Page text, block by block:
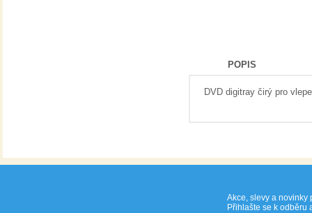
POPIS
DVD digitray čirý pro
Akce, slevy a novinky
Přihlašte se k odběru